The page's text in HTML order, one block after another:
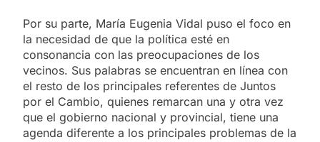
Por su parte, María Eugenia Vidal puso el foco en
la necesidad de que la política esté en
consonancia con las preocupaciones de los
vecinos. Sus palabras se encuentran en línea con
el resto de los principales referentes de Juntos
por el Cambio, quienes remarcan una y otra vez
que el gobierno nacional y provincial, tiene una
agenda diferente a los principales problemas de la